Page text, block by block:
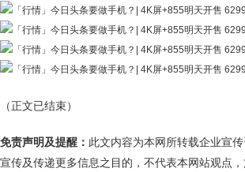
（正文已结束）
免责声明及提醒： 此文内容为本网所转载企业宣
宣传及传递更多信息之目的，不代表本网站观点